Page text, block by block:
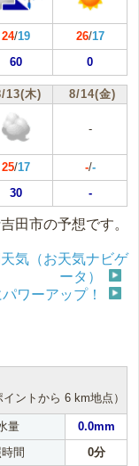
24/19 26/17
60 0
13(木) 8/14(金)
-
25/17 -/-
30 -
田市の予想です。
気（お天気ナビゲ
ータ）
ワーアップ！
イントから 6 km地点）
量
0.0mm
間 0分